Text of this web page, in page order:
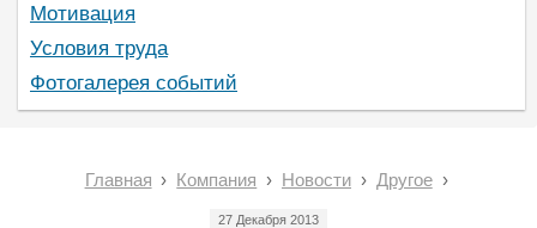
Мотивация
Условия труда
Фотогалерея событий
Главная Компания Новости Другое
27 Декабря 2013